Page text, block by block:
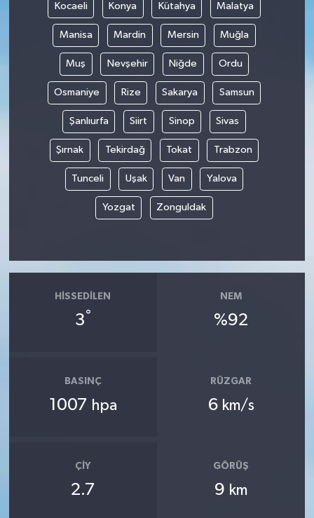
Kocaeli Konya Kütahya Malatya
Manisa Mardin Mersin Muğla
Muş Nevşehir Niğde Ordu
Osmaniye Rize Sakarya Samsun
Şanlıurfa Siirt Sinop Sivas
Şırnak Tekirdağ Tokat Trabzon
Tunceli Uşak Van Yalova
Yozgat Zonguldak
HISSEDILEN
3°
NEM
%92
BASINÇ
1007 hpa
RÜZGAR
6 km/s
ÇIY
2.7
GÖRÜŞ
9 km